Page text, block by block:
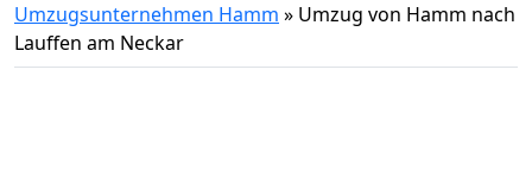
Umzugsunternehmen Hamm » Umzug von Hamm nach
Lauffen am Neckar